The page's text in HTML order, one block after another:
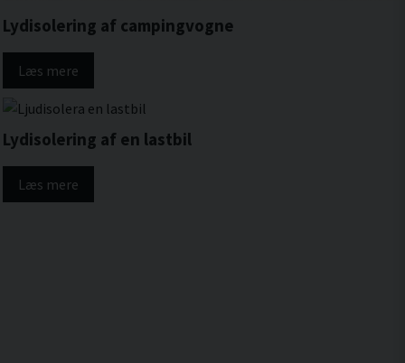
Lydisolering af campingvogne
Læs mere
Lydisolering af en lastbil
Læs mere